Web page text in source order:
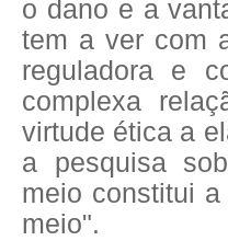
o dano e a
tem a ver com
reguladora e
complexa
virtude ética a
a pesquisa
meio constitui
meio".